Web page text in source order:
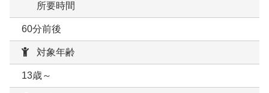
所要時間
60分前後
対象年齢
13歳～